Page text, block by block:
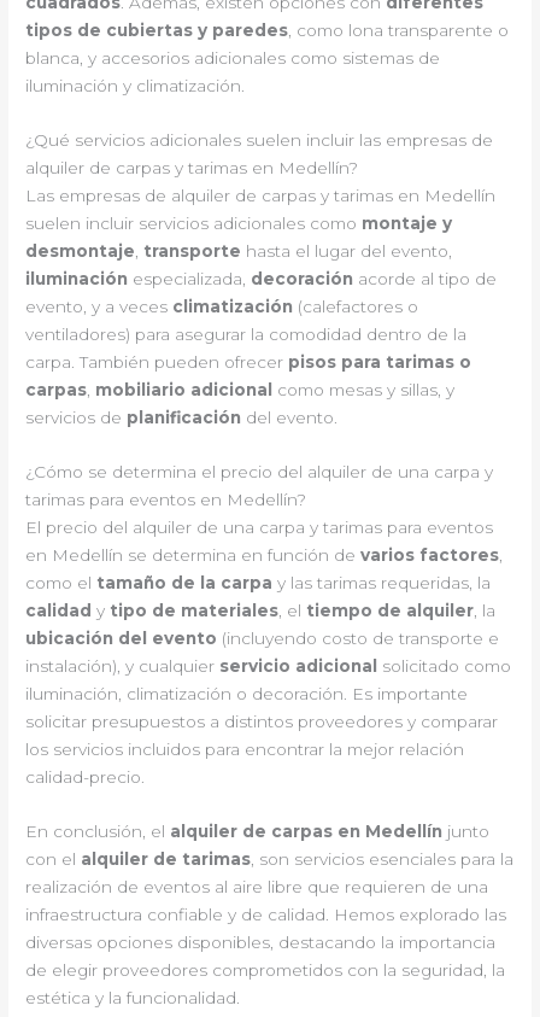
tipos de cubiertas y paredes, como lona transparente o
blanca, y accesorios adicionales como sistemas de
iluminación y climatización.
¿Qué servicios adicionales suelen incluir las empresas de
alquiler de carpas y tarimas en Medellín?
Las empresas de alquiler de carpas y tarimas en Medellín
suelen incluir servicios adicionales como montaje y
desmontaje, transporte hasta el lugar del evento,
iluminación especializada, decoración acorde al tipo de
evento, y a veces climatización (calefactores o
ventiladores) para asegurar la comodidad dentro de la
carpa. También pueden ofrecer pisos para tarimas o
carpas, mobiliario adicional
como mesas y sillas, y
servicios de planificación del evento.
¿Cómo se determina el precio del alquiler de una carpa y
tarimas para eventos en Medellín?
El precio del alquiler de una carpa y tarimas para eventos
en Medellín se determina en función devarios factores
como el tamaño de la carpa y las tarimas requeridas, la
calidad y tipo de materiales , el tiempo de alquiler , la
ubicación del evento (incluyendo costo de transporte e
instalación), y cualquier servicio adicional
solicitado como
iluminación, climatización o decoración. Es importante
solicitar presupuestos a distintos proveedores y comparar
los servicios incluidos para encontrar la mejor relación
calidad-precio.
En conclusión, el alquiler de carpas en Medellín junto
con el alquiler de tarimas , son servicios esenciales para la
realización de eventos al aire libre que requieren de una
infraestructura confiable y de calidad. Hemos explorado las
diversas opciones disponibles, destacando la importancia
de elegir proveedores comprometidos con la seguridad, la
estética y la funcionalidad.